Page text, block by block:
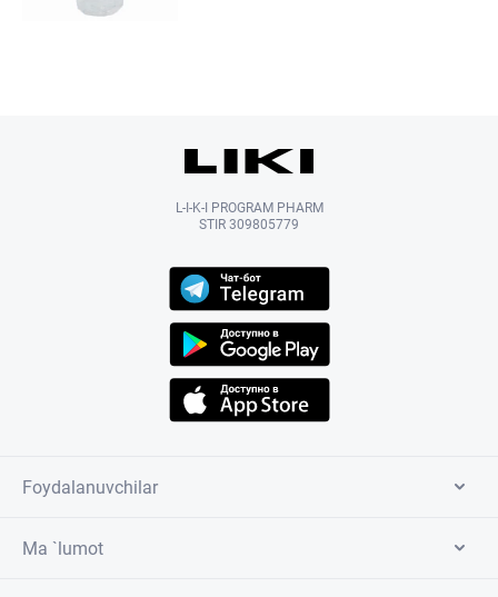
L-I-K-I PROGRAM PHARM
STIR 309805779
Foydalanuvchilar
Ma `lumot